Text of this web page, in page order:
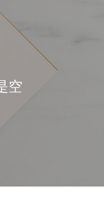
健康について
夏の頭痛におすすめのドリ
ンク！
空